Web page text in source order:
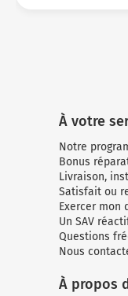
À votre
Notre
Bonus
Livraison,
Satisfait ou
Exercer mon
Un SAV
Questions
Nous
À propos